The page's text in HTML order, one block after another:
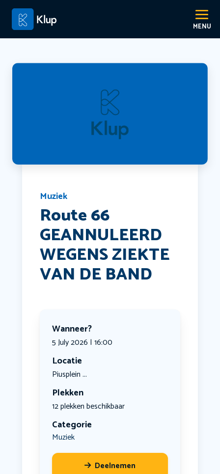
Muziek
Route 66
GEANNULEERD
WEGENS ZIEKTE
VAN DE BAND
Wanneer?
5 July 2026 | 16:00
Locatie
Piusplein ...
Plekken
12 plekken beschikbaar
Categorie
Muziek
Deelnemen